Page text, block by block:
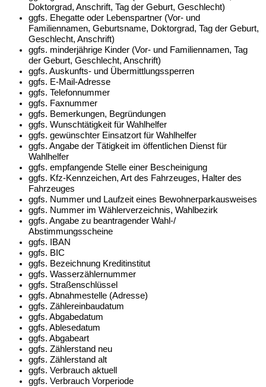
Doktorgrad, Anschrift, Tag der Geburt, Geschlecht)
ggfs. Ehegatte oder Lebenspartner (Vor- und
Familiennamen, Geburtsname, Doktorgrad, Tag der Geburt,
Geschlecht, Anschrift)
ggfs. minderjährige Kinder (Vor- und Familiennamen, Tag
der Geburt, Geschlecht, Anschrift)
ggfs. Auskunfts- und Übermittlungssperren
ggfs. E-Mail-Adresse
ggfs. Telefonnummer
ggfs. Faxnummer
ggfs. Bemerkungen, Begründungen
ggfs. Wunschtätigkeit für Wahlhelfer
ggfs. gewünschter Einsatzort für Wahlhelfer
ggfs. Angabe der Tätigkeit im öffentlichen Dienst für
Wahlhelfer
ggfs. empfangende Stelle einer Bescheinigung
ggfs. Kfz-Kennzeichen, Art des Fahrzeuges, Halter des
Fahrzeuges
ggfs. Nummer und Laufzeit eines Bewohnerparkausweises
ggfs. Nummer im Wählerverzeichnis, Wahlbezirk
ggfs. Angabe zu beantragender Wahl-/
Abstimmungsscheine
ggfs. IBAN
ggfs. BIC
ggfs. Bezeichnung Kreditinstitut
ggfs. Wasserzählernummer
ggfs. Straßenschlüssel
ggfs. Abnahmestelle (Adresse)
ggfs. Zählereinbaudatum
ggfs. Abgabedatum
ggfs. Ablesedatum
ggfs. Abgabeart
ggfs. Zählerstand neu
ggfs. Zählerstand alt
ggfs. Verbrauch aktuell
ggfs. Verbrauch Vorperiode